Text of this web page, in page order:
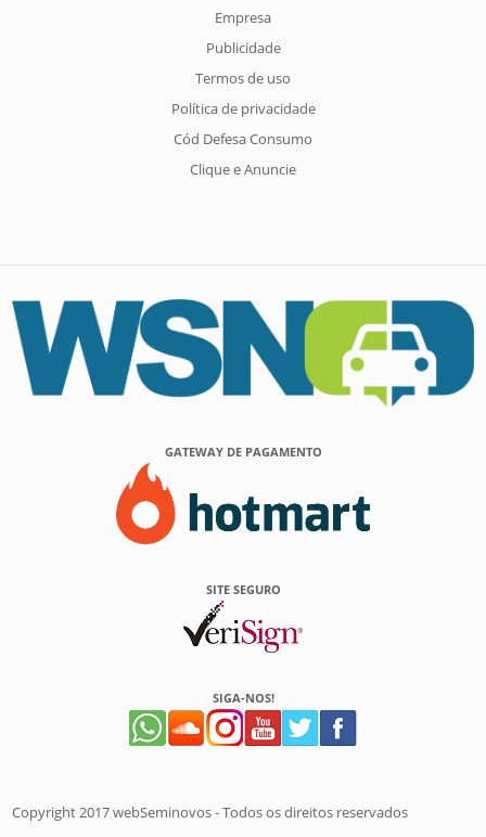
Empresa
Publicidade
Termos de uso
Política de privacidade
Cód Defesa Consumo
Clique e Anuncie
GATEWAY DE PAGAMENTO
SITE SEGURO
SIGA-NOS!
Copyright 2017 webSeminovos - Todos os direitos reservados